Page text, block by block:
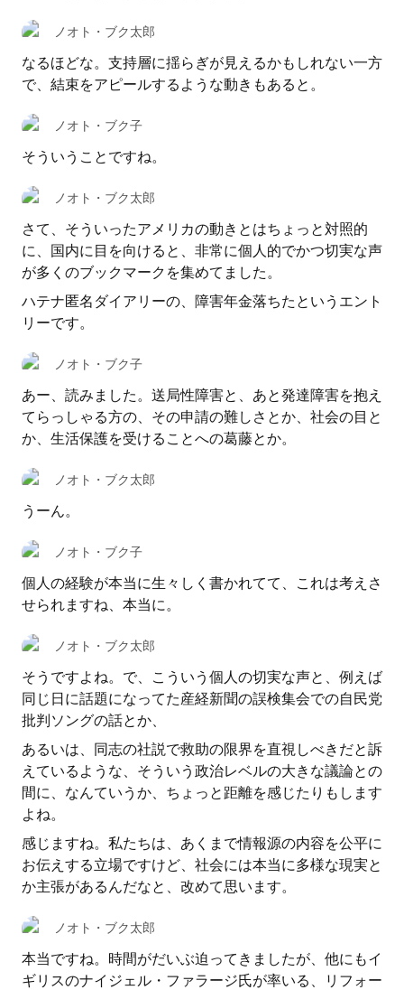
ノオト・ブク太郎
なるほどな。支持層に揺らぎが見えるかもしれない一方
で、結束をアピールするような動きもあると。
ノオト・ブク子
そういうことですね。
ノオト・ブク太郎
さて、そういったアメリカの動きとはちょっと対照的
に、国内に目を向けると、非常に個人的でかつ切実な声
が多くのブックマークを集めてました。
ハテナ匿名ダイアリーの、障害年金落ちたというエント
リーです。
ノオト・ブク子
あー、読みました。送局性障害と、あと発達障害を抱え
てらっしゃる方の、その申請の難しさとか、社会の目と
か、生活保護を受けることへの葛藤とか。
ノオト・ブク太郎
うーん。
ノオト・ブク子
個人の経験が本当に生々しく書かれてて、これは考えさ
せられますね、本当に。
ノオト・ブク太郎
そうですよね。で、こういう個人の切実な声と、例えば
同じ日に話題になってた産経新聞の誤検集会での自民党
批判ソングの話とか、
あるいは、同志の社説で救助の限界を直視しべきだと訴
えているような、そういう政治レベルの大きな議論との
間に、なんていうか、ちょっと距離を感じたりもします
よね。
感じますね。私たちは、あくまで情報源の内容を公平に
お伝えする立場ですけど、社会には本当に多様な現実と
か主張があるんだなと、改めて思います。
ノオト・ブク太郎
本当ですね。時間がだいぶ迫ってきましたが、他にもイ
ギリスのナイジェル・ファラージ氏が率いる、リフォー